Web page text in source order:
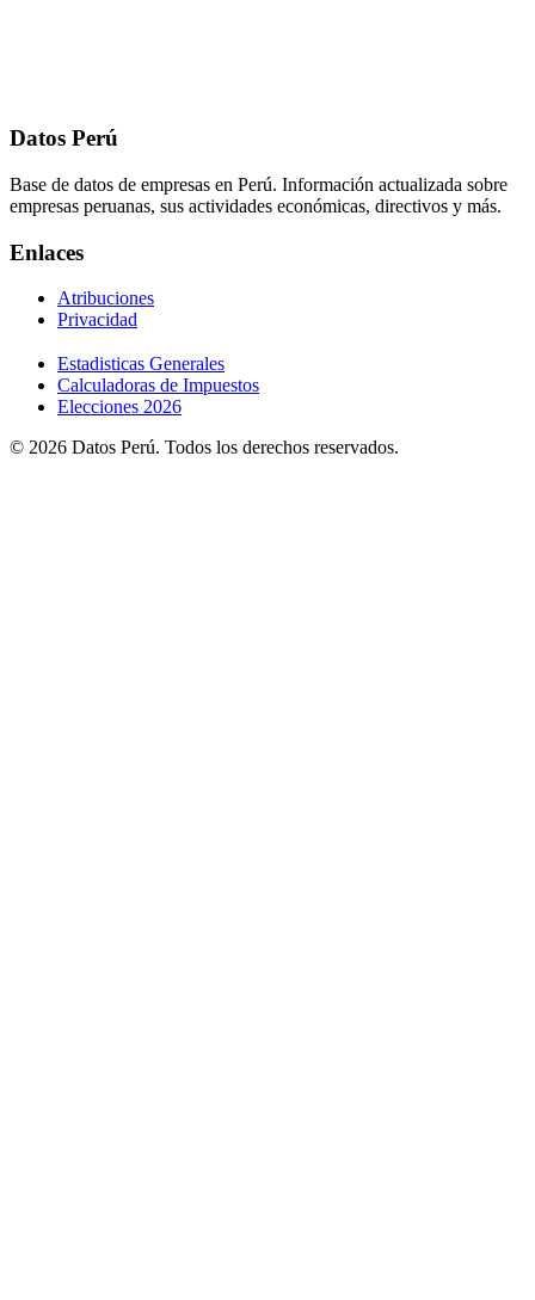
Datos Perú
Base de datos de empresas en Perú. Información actualizada sobre
empresas peruanas, sus actividades económicas, directivos y más.
Enlaces
Atribuciones
Privacidad
Estadisticas Generales
Calculadoras de Impuestos
Elecciones 2026
© 2026 Datos Perú. Todos los derechos reservados.